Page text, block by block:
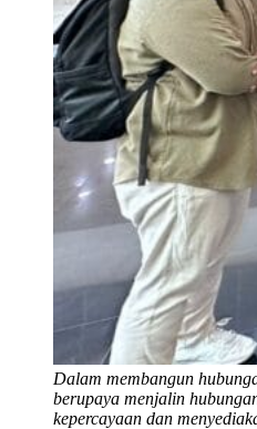
Dalam membangun
berupaya menjalin
kepercayaan dan